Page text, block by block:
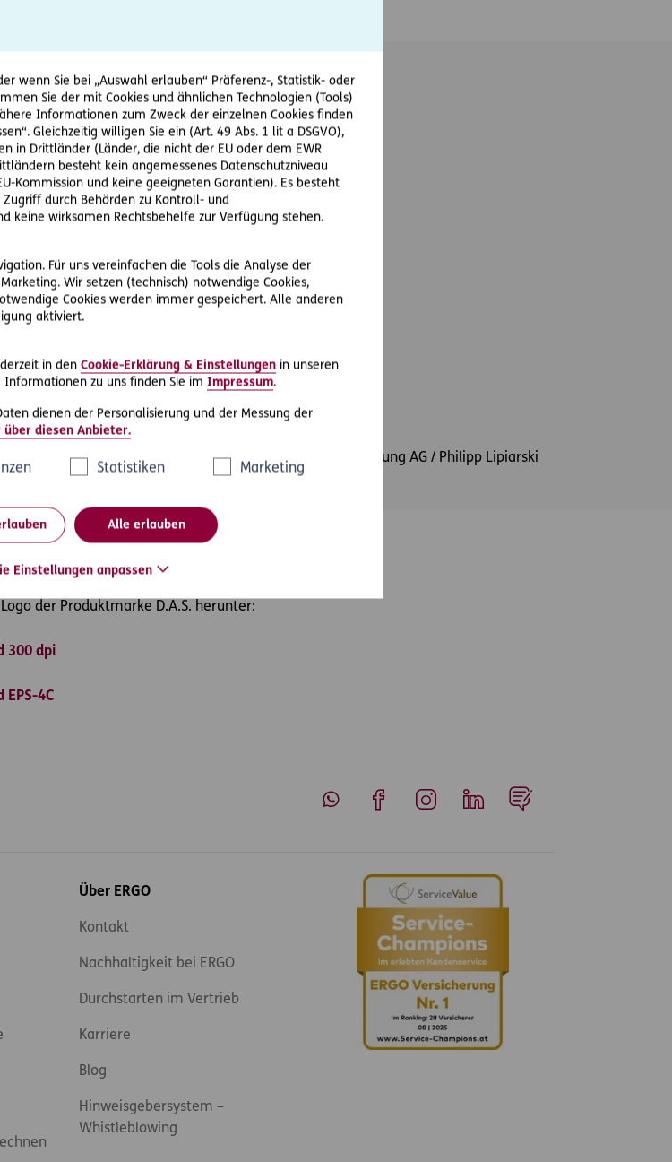
wenn Sie bei „Auswahl erlauben“ Präferenz-, Statistik- oder
Sie der mit Cookies und ähnlichen Technologien (Tools)
Informationen zum Zweck der einzelnen Cookies finden
Gleichzeitig willigen Sie ein (Art. 49 Abs. 1 lit a DSGVO),
in Drittländer (Länder, die nicht der EU oder dem EWR
besteht kein angemessenes Datenschutzniveau
Kommission und keine geeigneten Garantien). Es besteht
durch Behörden zu Kontroll- und
keine wirksamen Rechtsbehelfe zur Verfügung stehen.
Für uns vereinfachen die Tools die Analyse der
Wir setzen (technisch) notwendige Cookies,
Cookies werden immer gespeichert. Alle anderen
aktiviert.
in den Cookie-Erklärung & Einstellungen in unseren
Informationen zu uns finden Sie im Impressum.
dienen der Personalisierung und der Messung der
über diesen Anbieter.
Statistiken Marketing
Alle erlauben
Einstellungen anpassen
dem Sitz der ERGO Versicherung in Wien
Ansicht Vorderseite
Ansicht Rückseite
Ansicht oben
Vorderseite (hochformat)
Ansicht Eingang
bitte folgenden Copyright-Hinweis an: © ERGO Versicherung AG / Philipp Lipiarski
D.A.S.
der Produktmarke D.A.S. herunter:
300 dpi
EPS-4C
Über ERGO
Kontakt
Nachhaltigkeit bei ERGO
Durchstarten im Vertrieb
Karriere
Blog
Hinweisgebersystem –
Whistleblowing